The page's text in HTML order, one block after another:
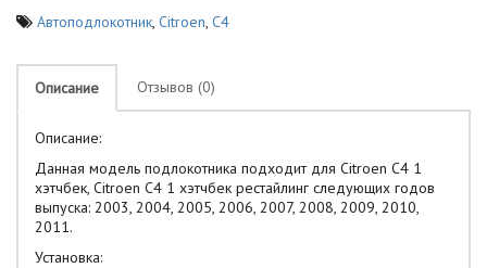
Автоподлокотник, Citroen, C4
Описание Отзывов (0)
Описание:
Данная модель подлокотника подходит для Citroen C4 1
хэтчбек, Citroen C4 1 хэтчбек рестайлинг следующих годов
выпуска: 2003, 2004, 2005, 2006, 2007, 2008, 2009, 2010,
2011.
Установка: